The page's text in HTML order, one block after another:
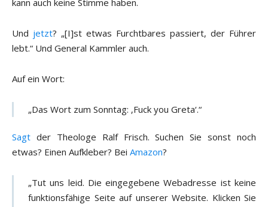
kann auch keine Stimme haben.
Und jetzt? „[I]st etwas Furchtbares passiert, der Führer
lebt.“ Und General Kammler auch.
Auf ein Wort:
„Das Wort zum Sonntag: ‚Fuck you Greta‘.“
Sagt der Theologe Ralf Frisch. Suchen Sie sonst noch
etwas? Einen Aufkleber? Bei Amazon?
„Tut uns leid. Die eingegebene Webadresse ist keine
funktionsfähige Seite auf unserer Website. Klicken Sie